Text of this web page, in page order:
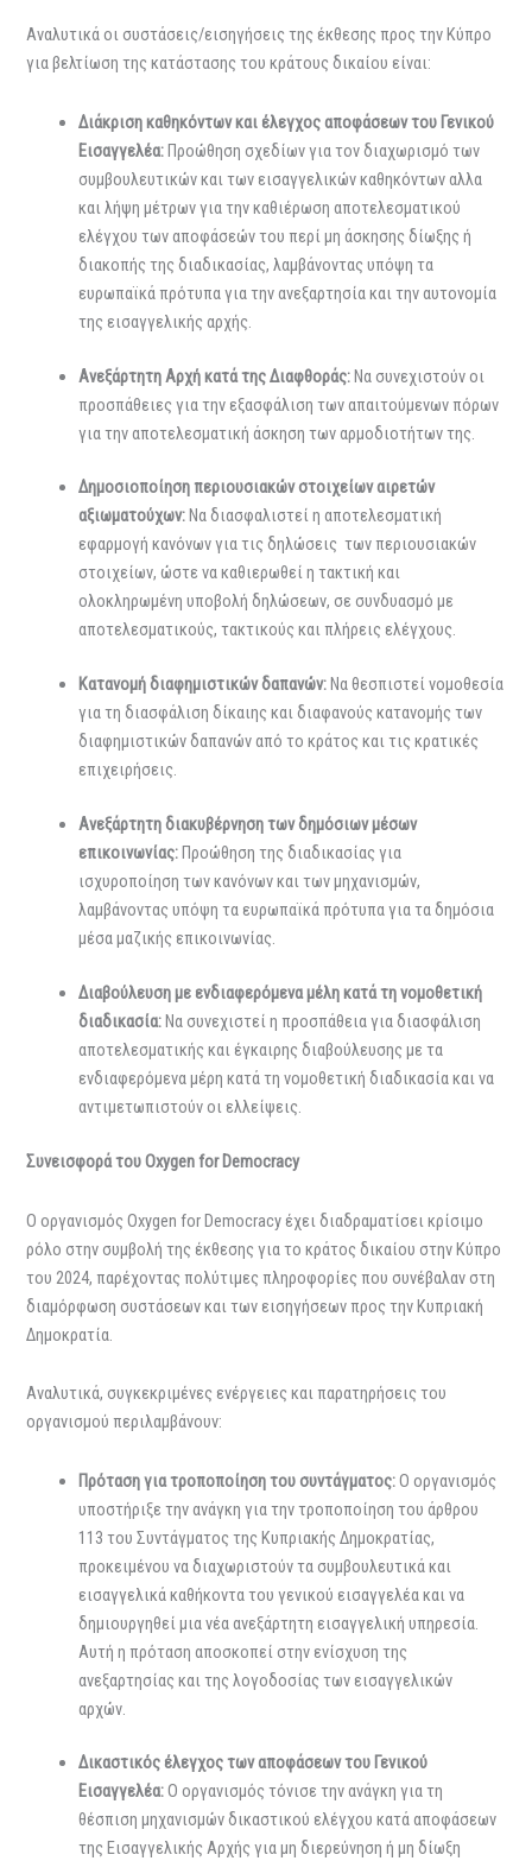
Αναλυτικά οι συστάσεις/εισηγήσεις της έκθεσης προς την Κύπρο
για βελτίωση της κατάστασης του κράτους δικαίου είναι:
Διάκριση καθηκόντων και έλεγχος αποφάσεων του Γενικού
Εισαγγελέα:Προώθηση σχεδίων για τον διαχωρισμό των
συμβουλευτικών και των εισαγγελικών καθηκόντων αλλα
και λήψη μέτρων για την καθιέρωση αποτελεσματικού
ελέγχου των αποφάσεών του περί μη άσκησης δίωξης ή
διακοπής της διαδικασίας, λαμβάνοντας υπόψη τα
ευρωπαϊκά πρότυπα για την ανεξαρτησία και την αυτονομία
της εισαγγελικής αρχής.
Ανεξάρτητη Αρχή κατά της Διαφθοράς:Να συνεχιστούν οι
προσπάθειες για την εξασφάλιση των απαιτούμενων πόρων
για την αποτελεσματική άσκηση των αρμοδιοτήτων της.
Δημοσιοποίηση περιουσιακών στοιχείων αιρετών
αξιωματούχων: Να διασφαλιστεί η αποτελεσματική
εφαρμογή κανόνων για τις δηλώσεις των περιουσιακών
στοιχείων, ώστε να καθιερωθεί η τακτική και
ολοκληρωμένη υποβολή δηλώσεων, σε συνδυασμό με
αποτελεσματικούς, τακτικούς και πλήρεις ελέγχους.
Κατανομή διαφημιστικών δαπανών: Να θεσπιστεί νομοθεσία
για τη διασφάλιση δίκαιης και διαφανούς κατανομής των
διαφημιστικών δαπανών από το κράτος και τις κρατικές
επιχειρήσεις.
Ανεξάρτητη διακυβέρνηση των δημόσιων μέσων
επικοινωνίας:Προώθηση της διαδικασίας για
ισχυροποίηση των κανόνων και των μηχανισμών,
λαμβάνοντας υπόψη τα ευρωπαϊκά πρότυπα για τα δημόσια
μέσα μαζικής επικοινωνίας.
Διαβούλευση με ενδιαφερόμενα μέλη κατά τη νομοθετική
διαδικασία:Να συνεχιστεί η προσπάθεια για διασφάλιση
αποτελεσματικής και έγκαιρης διαβούλευσης με τα
ενδιαφερόμενα μέρη κατά τη νομοθετική διαδικασία και να
αντιμετωπιστούν οι ελλείψεις.
ΣυνεισφοράτουOxygenfor Democracy
Ο οργανισμός Oxygen for Democracy έχει διαδραματίσει κρίσιμο
ρόλο στην συμβολή της έκθεσης για το κράτος δικαίου στην Κύπρο
του 2024, παρέχοντας πολύτιμες πληροφορίες που συνέβαλαν στη
διαμόρφωση συστάσεων και των εισηγήσεων προς την Κυπριακή
Δημοκρατία.
Αναλυτικά, συγκεκριμένες ενέργειες και παρατηρήσεις του
οργανισμού περιλαμβάνουν:
Πρόταση για τροποποίηση του συντάγματος:Ο οργανισμός
υποστήριξε την ανάγκη για την τροποποίηση του άρθρου
113 του Συντάγματος της Κυπριακής Δημοκρατίας,
προκειμένου να διαχωριστούν τα συμβουλευτικά και
εισαγγελικά καθήκοντα του γενικού εισαγγελέα και να
δημιουργηθεί μια νέα ανεξάρτητη εισαγγελική υπηρεσία.
Αυτή η πρόταση αποσκοπεί στην ενίσχυση της
ανεξαρτησίας και της λογοδοσίας των εισαγγελικών
αρχών.
Δικαστικός έλεγχος των αποφάσεων του Γενικού
Εισαγγελέα:Ο οργανισμός τόνισε την ανάγκη για τη
θέσπιση μηχανισμών δικαστικού ελέγχου κατά αποφάσεων
της Εισαγγελικής Αρχής για μη διερεύνηση ή μη δίωξη